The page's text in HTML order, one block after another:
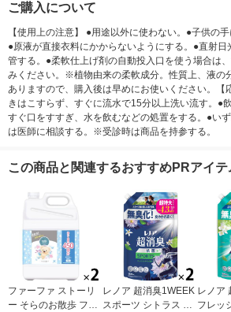
ご購入について
【使用上の注意】 ●用途以外に使わない。●子供の
●原液が直接衣料にかからないようにする。●直射
管する。●柔軟仕上げ剤の自動投入口を使う場合は
みください。※植物由来の柔軟成分。性質上、液の
ありますので、購入後は早めにお使いください。【
きはこすらず、すぐに流水で15分以上洗い流す。●
すぐ口をすすぎ、水を飲むなどの処置をする。●い
は医師に相談する。※受診時は商品を持参する。
この商品と関連するおすすめPRアイテ
ファーファ ストーリ
ー そらのお散歩 フロ
レノア 超消臭1WEEK
スポーツ シトラス 詰
レノア
フレッ